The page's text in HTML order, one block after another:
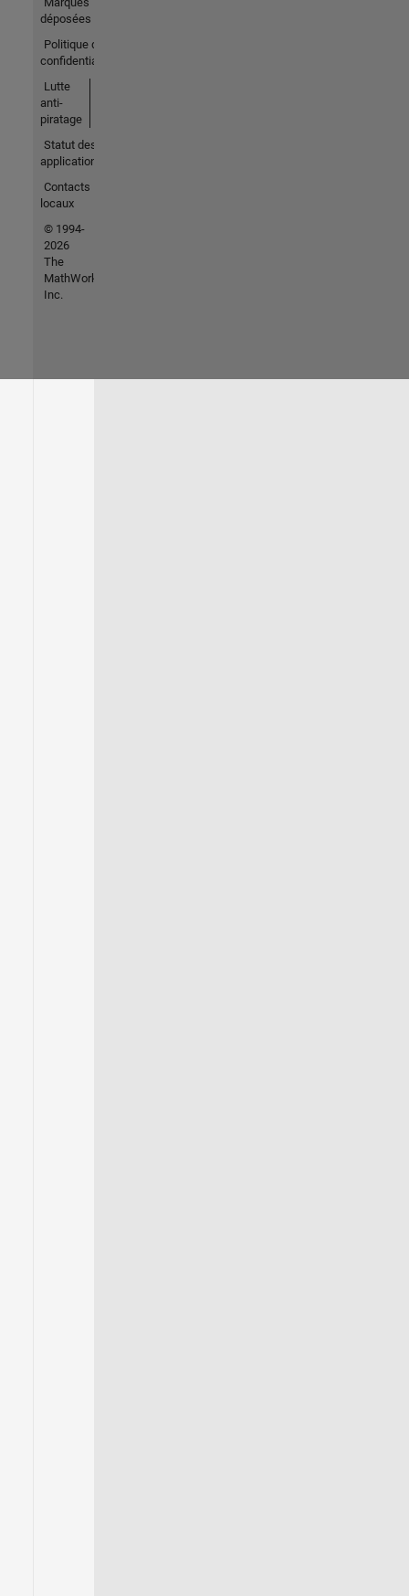
déposées
Politique de
confidentialité
Lutte
anti-
piratage
Statut des
applications
Contacts
locaux
© 1994-
2026
The
MathWorks,
Inc.